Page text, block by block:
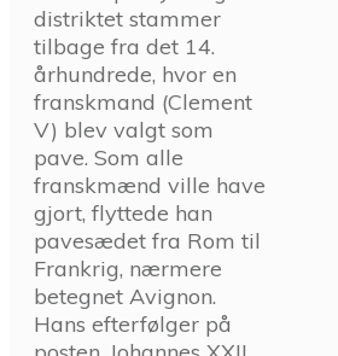
distriktet stammer
tilbage fra det 14.
århundrede, hvor en
franskmand (Clement
V) blev valgt som
pave. Som alle
franskmænd ville have
gjort, flyttede han
pavesædet fra Rom til
Frankrig, nærmere
betegnet Avignon.
Hans efterfølger på